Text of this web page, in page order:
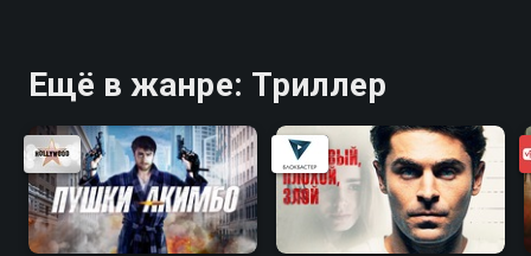
Ещё в жанре: Триллер